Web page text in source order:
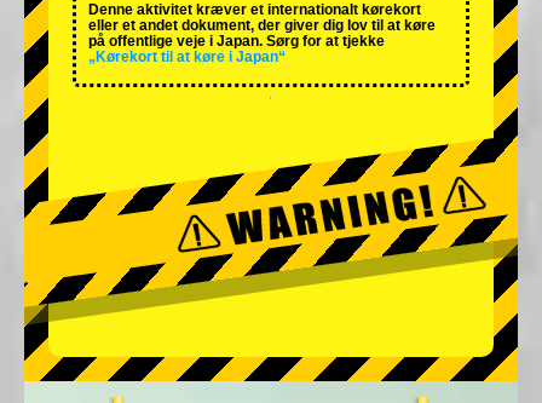
Denne aktivitet kræver et internationalt kørekort
eller et andet dokument, der giver dig lov til at køre
på offentlige veje i Japan. Sørg for at tjekke
„Kørekort til at køre i Japan“